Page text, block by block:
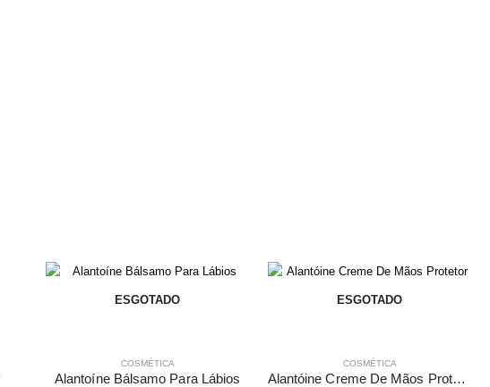
ESGOTADO
COSMÉTICA
Alantoíne Bálsamo Para Lábios
ESGOTADO
COSMÉTICA
Alantóine Creme De Mãos Protetor